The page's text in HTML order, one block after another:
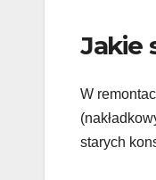
Jakie
W
starych